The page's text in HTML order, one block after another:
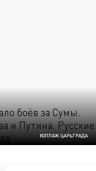
КОЛЛАЖ ЦАРЬГРАДА